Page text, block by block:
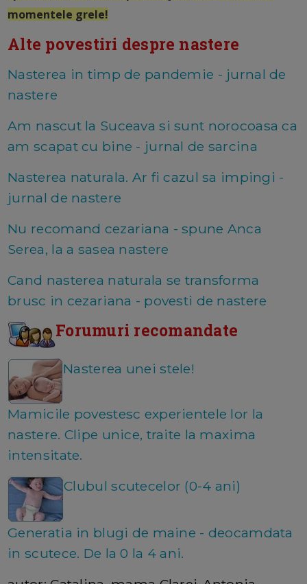
momentele grele!
Alte povestiri despre nastere
Nasterea in timp de pandemie - jurnal de
nastere
Am nascut la Suceava si sunt norocoasa ca
am scapat cu bine - jurnal de sarcina
Nasterea naturala. Ar fi cazul sa impingi -
jurnal de nastere
Nu recomand cezariana - spune Anca
Serea, la a sasea nastere
Cand nasterea naturala se transforma
brusc in cezariana - povesti de nastere
Forumuri recomandate
Nasterea unei stele!
Mamicile povestesc experientele lor la
nastere. Clipe unice, traite la maxima
intensitate.
Clubul scutecelor (0-4 ani)
Generatia in blugi de maine - deocamdata
in scutece. De la 0 la 4 ani.